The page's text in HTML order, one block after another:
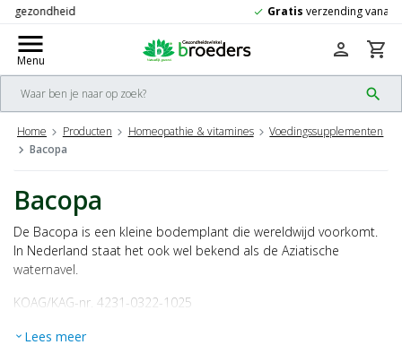
verzending vanaf 50,-
menu
Menu
search
person shopping_cart
Home Producten Homeopathie & vitamines
Voedingssupplementen
Bacopa
Bacopa
De Bacopa is een kleine bodemplant die wereldwijd voorkomt.
In Nederland staat het ook wel bekend als de Aziatische
waternavel.
KOAG/KAG-nr. 4231-0322-1025
expand_more Lees meer